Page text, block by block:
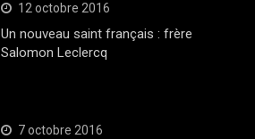
12 octobre 2016
Un nouveau saint français : frère
Salomon Leclercq
7 octobre 2016